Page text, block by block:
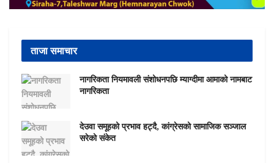
ताजा समाचार
नागरिकता नियमावली संशोधनपछि म्याग्दीमा आमाको नामबाट
नागरिकता
देउवा समूहको प्रभाव हट्दै, कांग्रेसको सामाजिक सञ्जाल
सरेको संकेत